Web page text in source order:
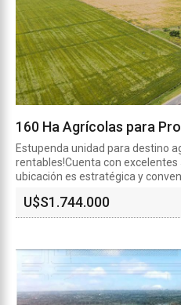
160 Ha Agrícolas para
Estupenda unidad para destino
rentables!Cuenta con excelentes
ubicación es estratégica y
U$S1.744.000